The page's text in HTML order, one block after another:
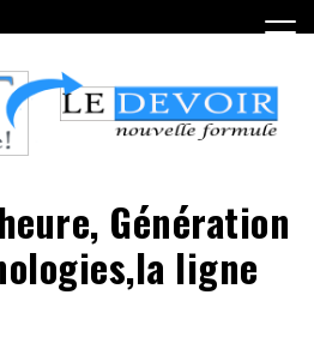
Génération
ligne